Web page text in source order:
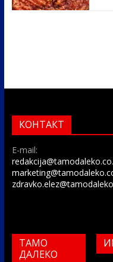
КОНТАКТ
E-mail:
ТАМО
ДАЛЕКО